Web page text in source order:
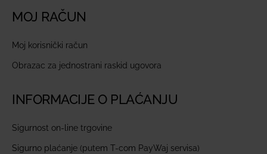
MOJ RAČUN
Moj korisnički račun
Obrazac za jednostrani raskid ugovora
INFORMACIJE O PLAĆANJU
Sigurnost on-line trgovine
Sigurno plaćanje (putem T-com PayWaj servisa)